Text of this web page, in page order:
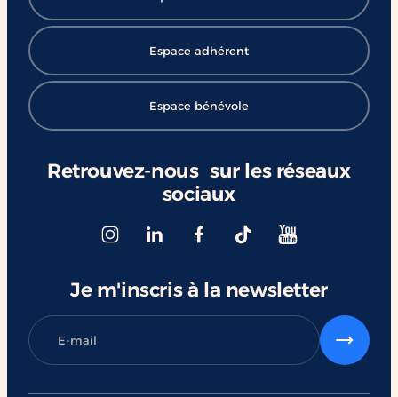
Retrouvez-nous sur les réseaux
sociaux
Espace adhérent
Espace bénévole
Je m'inscris à la newsletter